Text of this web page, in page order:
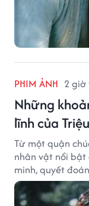
PHIM ẢNH 2
Những
lĩnh của
Từ một quận
nhân vật nổi bật
minh, quyết